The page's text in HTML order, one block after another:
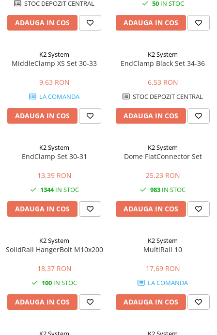
STOC DEPOZIT CENTRAL
ADAUGA IN COS
50IN STOC
ADAUGA IN COS
K2 System
MiddleClamp XS Set 30-33
9,63 RON
LA COMANDA
ADAUGA IN COS
K2 System
EndClamp Black Set 34-36
6,53 RON
STOC DEPOZIT CENTRAL
ADAUGA IN COS
K2 System
EndClamp Set 30-31
13,39 RON
1344IN STOC
ADAUGA IN COS
K2 System
Dome FlatConnector Set
25,23 RON
983 IN STOC
ADAUGA IN COS
K2 System
SolidRail HangerBolt M10x200
18,37 RON
100 IN STOC
ADAUGA IN COS
K2 System
MultiRail 10
17,69 RON
LA COMANDA
ADAUGA IN COS